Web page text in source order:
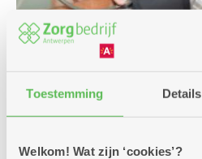
Toestemming Details
Welkom! Wat zijn ‘cookies’?